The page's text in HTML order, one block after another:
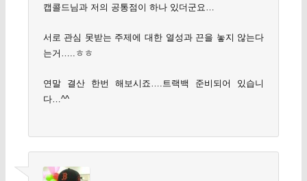
캡콜드님과 저의 공통점이 하나 있더군요…
서로 관심 못받는 주제에 대한 열성과 끈을 놓지 않는다
는거…..ㅎㅎ
연말 결산 한번 해보시죠….트랙백 준비되어 있습니
다…^^